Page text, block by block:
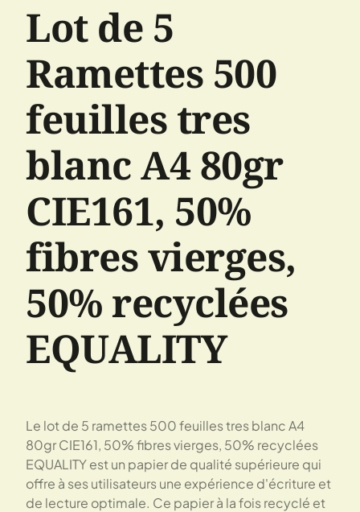
Lot de 5
Ramettes 500
feuilles tres
blanc A4 80gr
CIE161, 50%
fibres vierges,
50% recyclées
EQUALITY
Le lot de 5 ramettes 500 feuilles tres blanc A4
80gr CIE161, 50% fibres vierges, 50% recyclées
EQUALITY est un papier de qualité supérieure qui
offre à ses utilisateurs une expérience d'écriture et
de lecture optimale. Ce papier à la fois recyclé et